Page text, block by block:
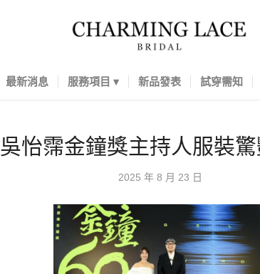
最新消息 服務項目 新品發表 試穿需知
吳怡霈金鐘獎主持人服裝
2025 年 8 月 23 日